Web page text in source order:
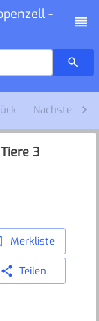
-
Nächste
3
Merkliste
Teilen